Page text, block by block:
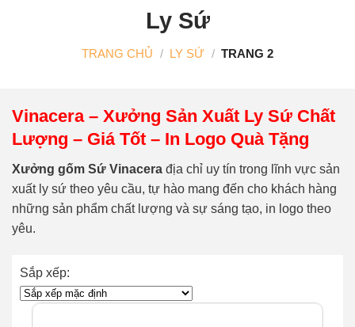
Ly Sứ
TRANG CHỦ / LY SỨ / TRANG 2
Vinacera – Xưởng Sản Xuất Ly Sứ Chất
Lượng – Giá Tốt – In Logo Quà Tặng
Xưởng gốm Sứ Vinacera địa chỉ uy tín trong lĩnh vực sản
xuất ly sứ theo yêu cầu, tự hào mang đến cho khách hàng
những sản phẩm chất lượng và sự sáng tạo, in logo theo
yêu.
Sắp xếp: